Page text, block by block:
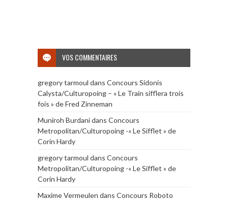
VOS COMMENTAIRES
gregory tarmoul dans Concours Sidonis
Calysta/Culturopoing – « Le Train sifflera trois
fois » de Fred Zinneman
Muniroh Burdanidans Concours
Metropolitan/Culturopoing -« Le Sifflet » de
Corin Hardy
gregory tarmoul dans Concours
Metropolitan/Culturopoing -« Le Sifflet » de
Corin Hardy
Maxime Vermeulen dans Concours Roboto